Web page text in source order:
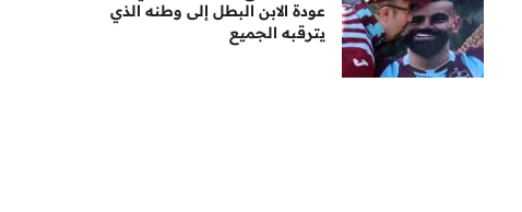
عودة الابن البطل إلى وطنه الذي
يترقبه الجميع